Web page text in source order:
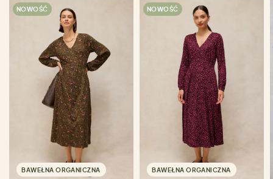
NOWOŚĆ
BAWEŁNA ORGANICZNA
NOWOŚĆ
BAWEŁNA ORGANICZNA